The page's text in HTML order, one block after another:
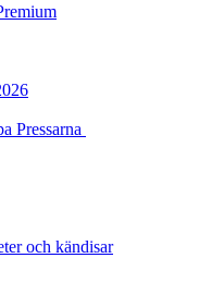
Pressarna
och kändisar